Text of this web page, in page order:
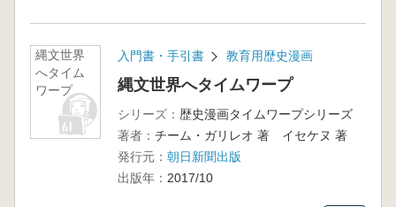
縄文世界
へタイム
ワープ
入門書・手引書 教育用歴史漫画
縄文世界へタイムワープ
シリーズ： 歴史漫画タイムワープシリーズ
著者： チーム・ガリレオ 著 イセケヌ 著
発行元： 朝日新聞出版
出版年： 2017/10